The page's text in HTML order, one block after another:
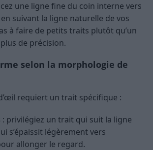
une ligne fine du coin interne vers
suivant la ligne naturelle de vos
à faire de petits traits plutôt qu’un
de précision.
selon la morphologie de
requiert un trait spécifique :
: privilégiez un trait qui suit la ligne
s’épaissit légèrement vers
allonger le regard.